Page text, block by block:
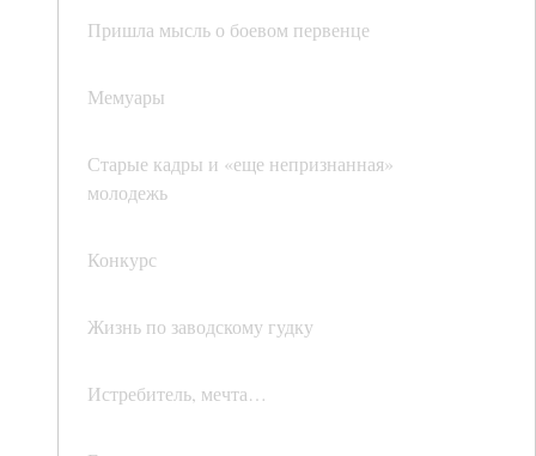
Пришла мысль о боевом первенце
Мемуары
Старые кадры и «еще непризнанная»
молодежь
Конкурс
Жизнь по заводскому гудку
Истребитель, мечта…